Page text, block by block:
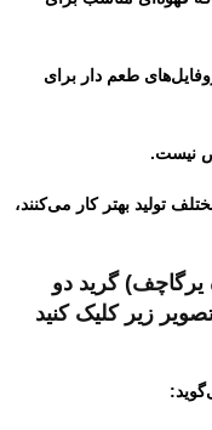
طعم دار برای
نیست.
تولید بهتر کار می‌کنند،
یرگاچف) گرید دو